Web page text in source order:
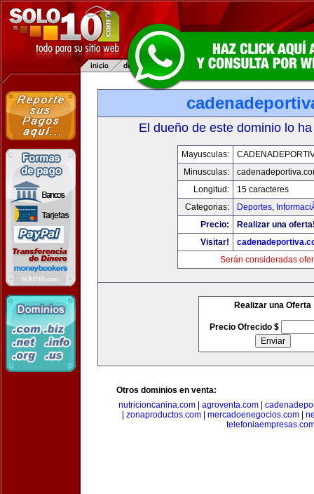
El dueño de este dominio lo
Mayusculas:
Minusculas:
Longitud:
15 caracteres
Categorias:
Deportes,
Precio:
Realizar una
Visitar!
Serán consideradas
Realizar una Oferta
Precio Ofrecido $
Otros dominios en venta:
nutricioncanina.com| agroventa.com|
zonaproductos.com mercadoenegocios.com